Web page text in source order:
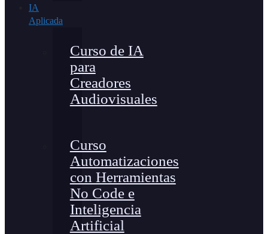
IA
Aplicada
Curso de IA
para
Creadores
Audiovisuales
Curso
Automatizaciones
con Herramientas
No Code e
Inteligencia
Artificial